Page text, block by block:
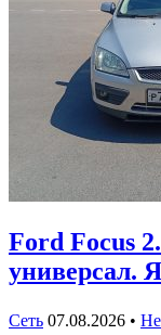
Ford Focus
универсал.
Сеть 07.08.2026 •